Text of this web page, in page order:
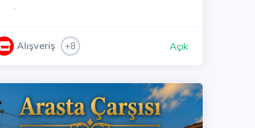
,
Alışveriş +8 Açık